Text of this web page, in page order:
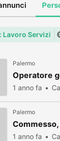
Lavoro Servizi
Palermo
Operatore
1 anno fa
Palermo
1 anno fa